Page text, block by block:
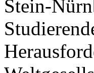
Stein-